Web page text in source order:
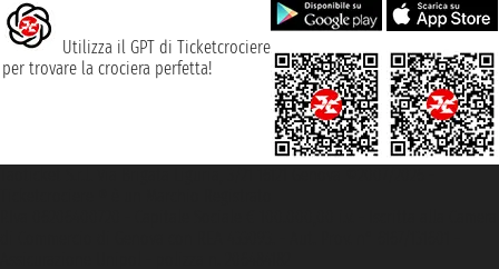
Utilizza il GPT di Ticketcrociere
per trovare la crociera perfetta!